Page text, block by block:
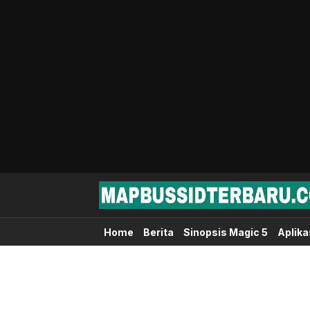
Map Bussid Terbaru
MapBussidTerbaru.com | Pusat
Home Berita Sinopsis Magic 5